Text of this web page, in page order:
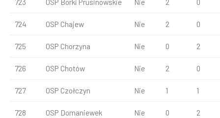
724 OSP Chajew Nie 2 0
725 OSP Chorzyna Nie 0 2
726 OSP Chotów Nie 2 0
727 OSP Czołczyn Nie 1 1
728 OSP Domaniewek Nie 0 2